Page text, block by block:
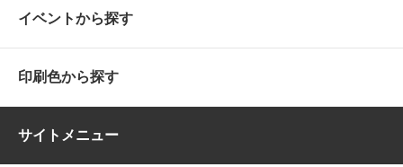
イベントから探す
印刷色から探す
サイトメニュー